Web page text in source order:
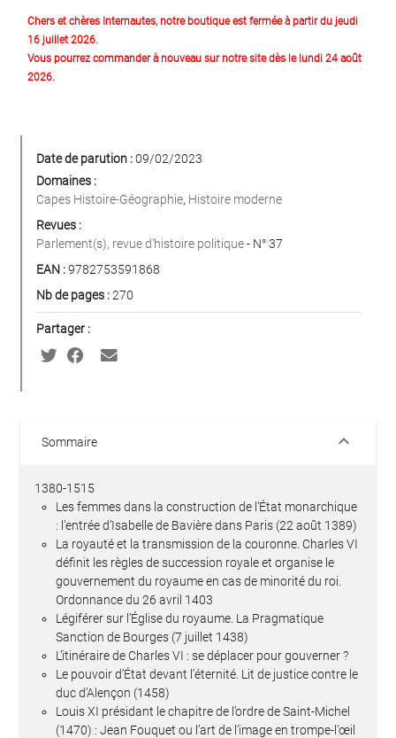
Chers et chères Internautes, notre boutique est fermée à partir du jeudi
16 juillet 2026.
Vous pourrez commander à nouveau sur notre site dès le lundi 24 août
2026.
Date de parution :09/02/2023
Domaines :
Capes Histoire-Géographie, Histoire moderne
Revues :
Parlement(s), revue d'histoire politique- N° 37
EAN :9782753591868
Nb de pages :270
Partager :
Sommaire keyboard_arrow_down
1380-1515
Les femmes dans la construction de l’État monarchique
: l’entrée d’Isabelle de Bavière dans Paris (22 août 1389)
La royauté et la transmission de la couronne. Charles VI
définit les règles de succession royale et organise le
gouvernement du royaume en cas de minorité du roi.
Ordonnance du 26 avril 1403
Légiférer sur l’Église du royaume. La Pragmatique
Sanction de Bourges (7 juillet 1438)
L’itinéraire de Charles VI : se déplacer pour gouverner ?
Le pouvoir d’État devant l’éternité. Lit de justice contre le
duc d’Alençon (1458)
Louis XI présidant le chapitre de l’ordre de Saint-Michel
(1470) : Jean Fouquet ou l’art de l’image en trompe-l’œil